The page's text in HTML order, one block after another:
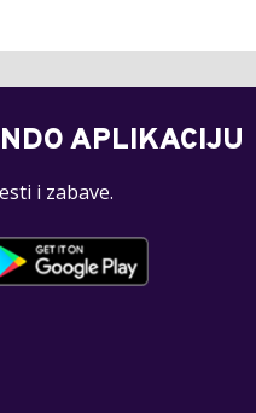
APLIKACIJU
i zabave.